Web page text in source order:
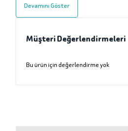
Devamını Göster
Müşteri Değerlendirmeleri
Bu ürün için değerlendirme yok